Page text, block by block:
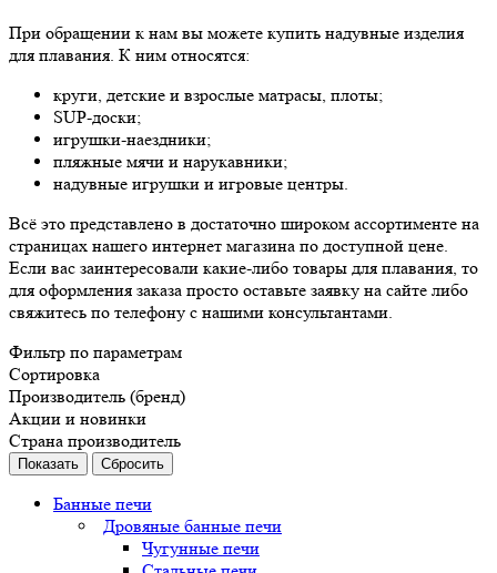
При обращении к нам вы можете купить надувные изделия
для плавания. К ним относятся:
круги, детские и взрослые матрасы, плоты;
SUP-доски;
игрушки-наездники;
пляжные мячи и нарукавники;
надувные игрушки и игровые центры.
Всё это представлено в достаточно широком ассортименте на
страницах нашего интернет магазина по доступной цене.
Если вас заинтересовали какие-либо товары для плавания, то
для оформления заказа просто оставьте заявку на сайте либо
свяжитесь по телефону с нашими консультантами.
Фильтр по параметрам
Сортировка
Производитель (бренд)
Акции и новинки
Страна производитель
Сбросить
Банные печи
Дровяные банные печи
Чугунные печи